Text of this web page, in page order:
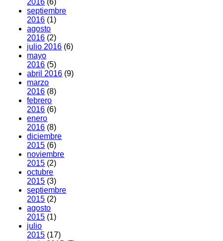
2016 (6)
septiembre
2016 (1)
agosto
2016 (2)
julio 2016 (6)
mayo
2016 (5)
abril 2016 (9)
marzo
2016 (8)
febrero
2016 (6)
enero
2016 (8)
diciembre
2015 (6)
noviembre
2015 (2)
octubre
2015 (3)
septiembre
2015 (2)
agosto
2015 (1)
julio
2015 (17)